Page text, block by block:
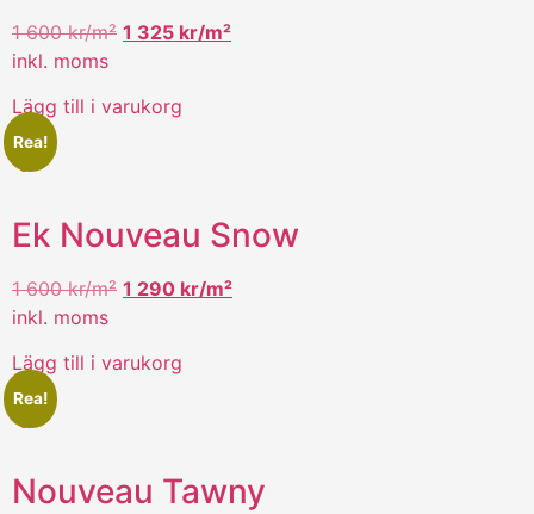
1 600kr/m² 1 325 kr/m²
inkl. moms
Lägg till i varukorg
Rea!
Ek Nouveau Snow
1 600kr/m² 1 290 kr/m²
inkl. moms
Lägg till i varukorg
Rea!
Nouveau Tawny